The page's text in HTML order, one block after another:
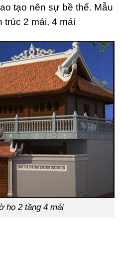
tạo nên sự bề thế. Mẫu
trúc 2 mái, 4 mái
họ 2 tầng 4 mái